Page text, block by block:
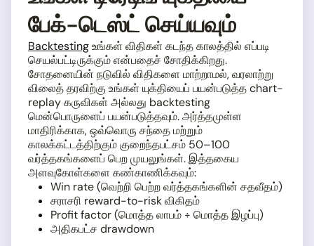
பேக்-டெஸ்ட் செய்யவும்
Backtestingஉங்கள் விதிகள் கடந்த காலத்தில் எப்படி
செயல்பட்டிருக்கும் என்பதைச் சோதிக்கிறது.
சோதனையின் நடுவில் விதிகளை மாற்றாமல், வரலாற்று
விலைத் தரவிற்கு உங்கள் யுக்தியைப் பயன்படுத்த chart-
replay கருவிகள் அல்லது backtesting
மென்பொருளைப் பயன்படுத்தவும். அர்த்தமுள்ள
மாதிரிக்காக, ஒவ்வொரு சந்தை மற்றும்
காலக்கட்டத்திற்கும் குறைந்தபட்சம் 50–100
வர்த்தகங்களைப் பெற முயலுங்கள். இத்தகைய
அளவுகோள்களை கண்காணிக்கவும்:
Win rate (வெற்றி பெற்ற வர்த்தகங்களின் சதவீதம்)
சராசரி reward-to-risk விகிதம்
Profit factor (மொத்த லாபம் ÷ மொத்த இழப்பு)
அதிகபட்ச drawdown